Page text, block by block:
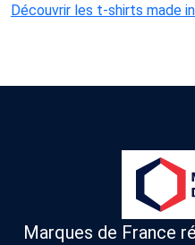
Découvrir les t-shirts made
Marques de France